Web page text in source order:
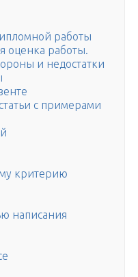
работы
оценка работы.
и недостатки
с примерами
критерию
написания